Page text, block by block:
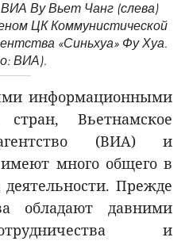
Ву Вьет Чанг (слева)
ЦК Коммунистической
«Синьхуа» Фу Хуа.
ВИА).
информационными
стран, Вьетнамское
(ВИА) и
имеют много общего в
Прежде
обладают давними
и